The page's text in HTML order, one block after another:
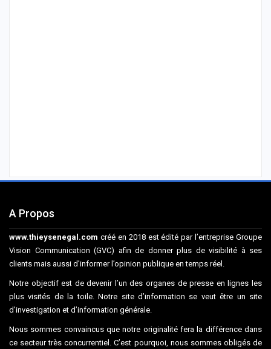
A Propos
www.thieysenegal.com créé en 2018 est édité par l’entreprise Groupe
Vision Communication (GVC) afin de donner plus de visibilité à ses
clients mais aussi d’informer l’opinion publique en temps réel.
Notre objectif est de devenir l’un des organes de presse en lignes les
plus visités de la toile. Notre site d’information se veut être un site
d’investigation et d’information générale.
Nous sommes convaincus que notre originalité fera la différence dans
ce secteur très concurrentiel. C’est pourquoi, nous sommes obligés de